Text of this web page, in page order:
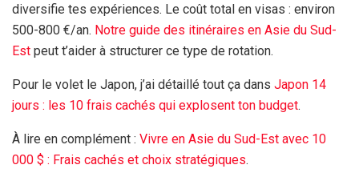
diversifie tes expériences. Le coût total en visas : environ
500-800 €/an. Notre guide des itinéraires en Asie du Sud-
Est peut t’aider à structurer ce type de rotation.
Pour le volet le Japon, j’ai détaillé tout ça dans Japon 14
jours : les 10 frais cachés qui explosent ton budget.
À lire en complément : Vivre en Asie du Sud-Est avec 10
000 $ : Frais cachés et choix stratégiques.